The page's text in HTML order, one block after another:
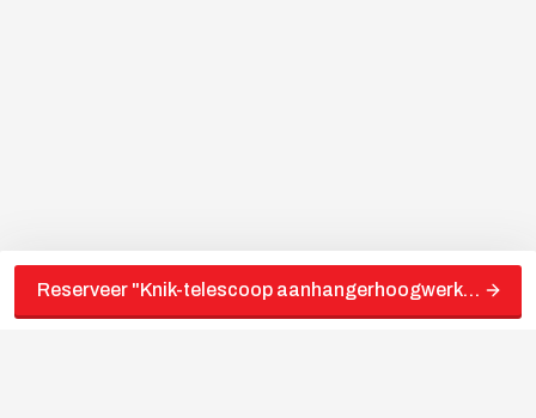
Reserveer "Knik-telescoop aanhangerhoogwerker